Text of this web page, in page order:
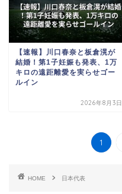
【速報】川口春奈と板倉滉が
結婚！第1子妊娠も発表、1万
キロの遠距離愛を実らせゴー
ルイン
2026年8月3日
1
HOME 日本代表